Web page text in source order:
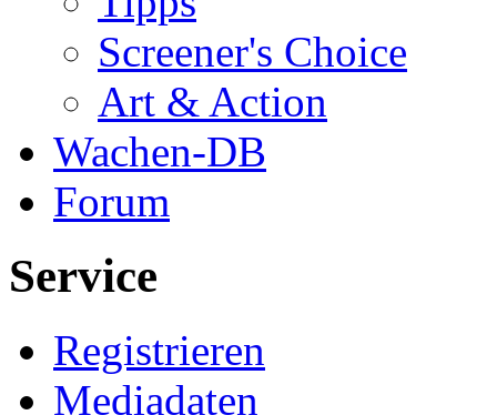
Screener's Choice
Art & Action
Wachen-DB
Forum
Service
Registrieren
Mediadaten